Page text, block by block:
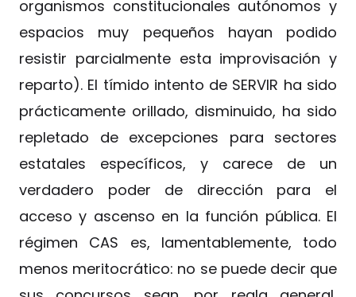
organismos constitucionales autónomos y
espacios muy pequeños hayan podido
resistir parcialmente esta improvisación y
reparto). El tímido intento de SERVIR ha sido
prácticamente orillado, disminuido, ha sido
repletado de excepciones para sectores
estatales específicos, y carece de un
verdadero poder de dirección para el
acceso y ascenso en la función pública. El
régimen CAS es, lamentablemente, todo
menos meritocrático: no se puede decir que